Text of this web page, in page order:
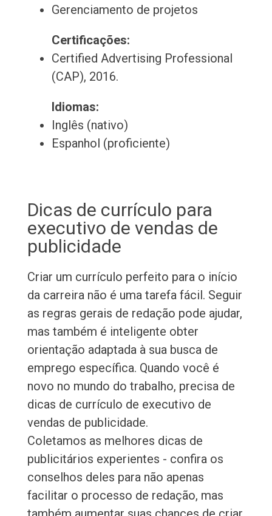
Gerenciamento de projetos
Certificações:
Certified Advertising Professional
(CAP), 2016.
Idiomas:
Inglês (nativo)
Espanhol (proficiente)
Dicas de currículo para
executivo de vendas de
publicidade
Criar um currículo perfeito para o início
da carreira não é uma tarefa fácil. Seguir
as regras gerais de redação pode ajudar,
mas também é inteligente obter
orientação adaptada à sua busca de
emprego específica. Quando você é
novo no mundo do trabalho, precisa de
dicas de currículo de executivo de
vendas de publicidade.
Coletamos as melhores dicas de
publicitários experientes - confira os
conselhos deles para não apenas
facilitar o processo de redação, mas